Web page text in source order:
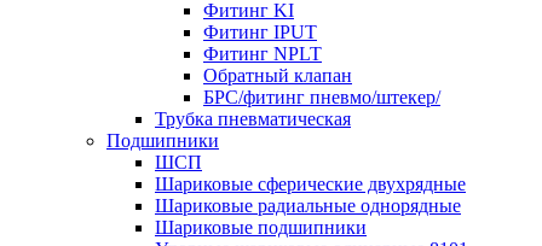
Фитинг KI
Фитинг IPUT
Фитинг NPLT
Обратный клапан
БРС/фитинг пневмо/штекер/
Трубка пневматическая
Подшипники
ШСП
Шариковые сферические двухрядные
Шариковые радиальные однорядные
Шариковые подшипники